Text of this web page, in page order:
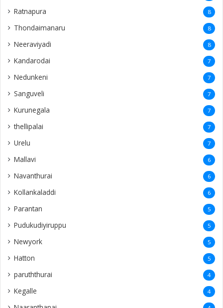
Ratnapura 8
Thondaimanaru 8
Neeraviyadi 8
Kandarodai 7
Nedunkeni 7
Sanguveli 7
Kurunegala 7
thellipalai 7
Urelu 7
Mallavi 6
Navanthurai 6
Kollankaladdi 6
Parantan 5
Pudukudiyiruppu 5
Newyork 5
Hatton 5
paruththurai 4
Kegalle 4